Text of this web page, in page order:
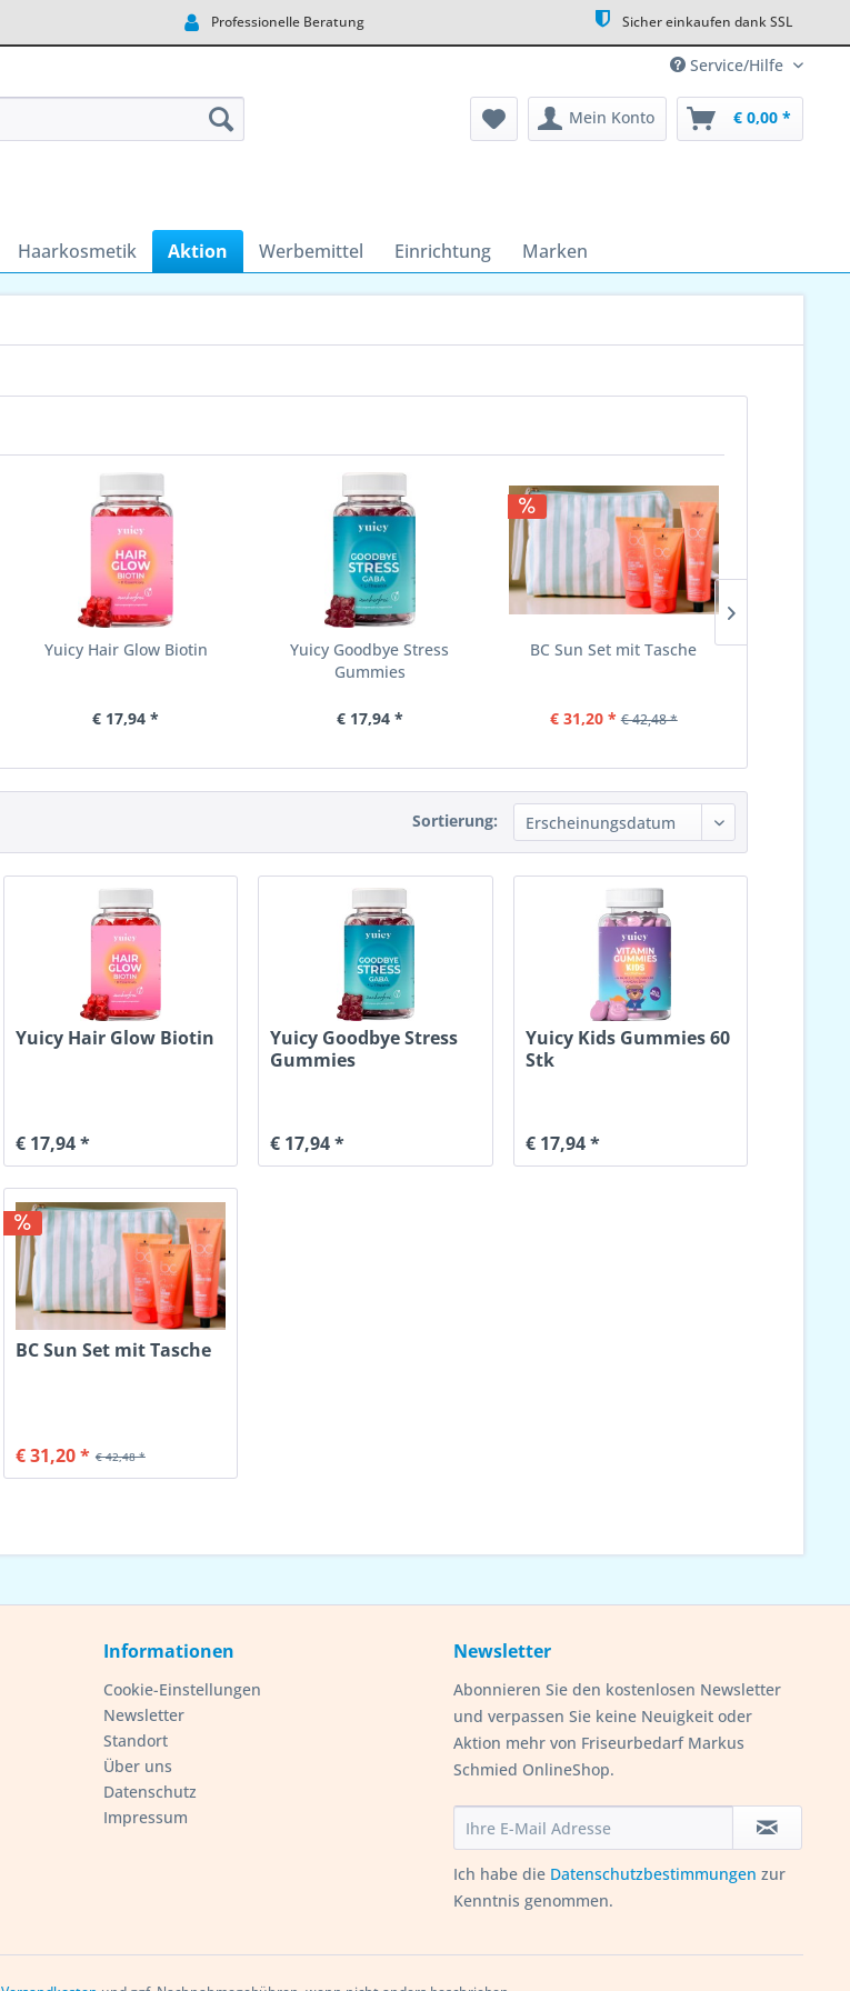
Professionelle Beratung Sicher einkaufen dank SSL
Service/Hilfe
Mein Konto € 0,00 *
Haarkosmetik Aktion Werbemittel Einrichtung Marken
Yuicy Hair Glow Biotin
€ 17,94 *
Yuicy Goodbye Stress
Gummies
€ 17,94 *
BC Sun Set mit Tasche
€ 31,20 * € 42,48 *
Sortierung:
Yuicy Hair Glow Biotin
€ 17,94 *
Yuicy Goodbye Stress
Gummies
€ 17,94 *
Yuicy Kids Gummies 60
Stk
€ 17,94 *
BC Sun Set mit Tasche
€ 42,48 *
€ 31,20 *
Informationen
Cookie-Einstellungen
Newsletter
Standort
Über uns
Datenschutz
Impressum
Newsletter
Abonnieren Sie den kostenlosen Newsletter
und verpassen Sie keine Neuigkeit oder
Aktion mehr von Friseurbedarf Markus
Schmied OnlineShop.
Ich habe die Datenschutzbestimmungen zur
Kenntnis genommen.